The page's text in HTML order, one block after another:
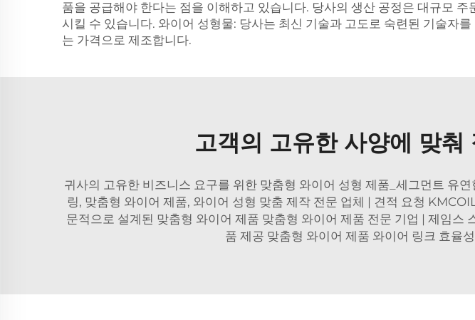
품을 공급해야 한다는 점을 이해하고 있습니다. 당사의 생산 공정은 대규모
시킬 수 있습니다. 와이어 성형물: 당사는 최신 기술과 고도로 숙련된 기술자
는 가격으로 제조합니다.
고객의 고유한 사양에 맞
귀사의 고유한 비즈니스 요구를 위한 맞춤형 와이어 성형 제품_세그먼트 유
링, 맞춤형 와이어 제품, 와이어 성형 맞춤 제작 전문 업체 | 견적 요청
문적으로 설계된 맞춤형 와이어 제품 맞춤형 와이어 제품 전문 기업 | 제임
품 제공 맞춤형 와이어 제품 와이어 링크 효율